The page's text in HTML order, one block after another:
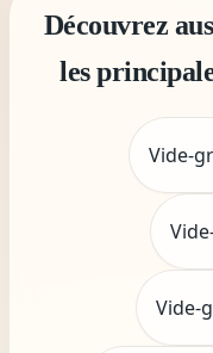
Découvrez
les
Vide-
Vide-